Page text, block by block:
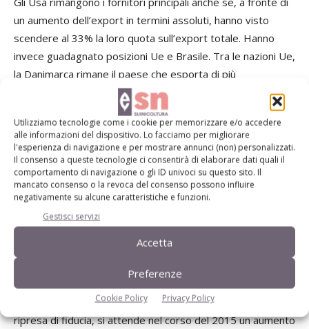
Utilizziamo tecnologie come i cookie per memorizzare e/o accedere
alle informazioni del dispositivo. Lo facciamo per migliorare
l'esperienza di navigazione e per mostrare annunci (non) personalizzati.
Il consenso a queste tecnologie ci consentirà di elaborare dati quali il
comportamento di navigazione o gli ID univoci su questo sito. Il
mancato consenso o la revoca del consenso possono influire
negativamente su alcune caratteristiche e funzioni.
Gestisci servizi
Accetta
Preferenze
Cookie Policy Privacy Policy
un aumento dell’export in termini assoluti, hanno visto
scendere al 33% la loro quota sull’export totale. Hanno
invece guadagnato posizioni Ue e Brasile. Tra le nazioni Ue,
la Danimarca rimane il paese che esporta di più
collocandosi al 2° posto dopo gli Usa e nel periodo gen.-
ott. 2014 ha fatto segnare una crescita del 25%. La
produzione nazionale giapponese rimarrà sotto pressione
nel corso del 2015 con ovvio ricorso alle importazioni che
continueranno a salire nonostante la progressiva perdita di
competitività dello yen. Ue e Brasile dovrebbero
ulteriormente incrementare le proprie posizioni.
Anche per i produttori messicani, il 2014 è stato in assoluto
il migliore della recente storia (Fig. 6) e grazie a questa
ripresa di fiducia, si attende nel corso del 2015 un aumento